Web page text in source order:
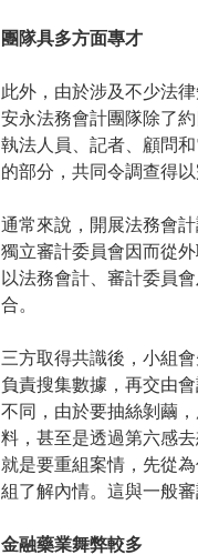
團隊具多方面專才
此外，由於涉及不少法
安永法務會計團隊除了
執法人員、記者、顧問
的部分，共同令調查得
通常來說，開展法務會
獨立審計委員會因而從
以法務會計、審計委員
合。
三方取得共識後，小組
負責搜集數據，再交由
不同，由於要抽絲剝繭
料，甚至是透過第六感
就是要重組案情，先從
組了解內情。這與一般
金融藥業舞弊較多